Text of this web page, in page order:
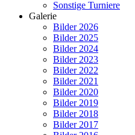
Sonstige Turniere
Galerie
Bilder 2026
Bilder 2025
Bilder 2024
Bilder 2023
Bilder 2022
Bilder 2021
Bilder 2020
Bilder 2019
Bilder 2018
Bilder 2017